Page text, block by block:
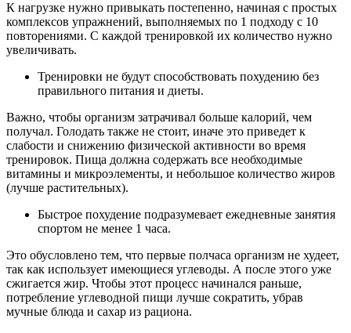
К нагрузке нужно привыкать постепенно, начиная с простых
комплексов упражнений, выполняемых по 1 подходу с 10
повторениями. С каждой тренировкой их количество нужно
увеличивать.
Тренировки не будут способствовать похудению без
правильного питания и диеты.
Важно, чтобы организм затрачивал больше калорий, чем
получал. Голодать также не стоит, иначе это приведет к
слабости и снижению физической активности во время
тренировок. Пища должна содержать все необходимые
витамины и микроэлементы, и небольшое количество жиров
(лучше растительных).
Быстрое похудение подразумевает ежедневные занятия
спортом не менее 1 часа.
Это обусловлено тем, что первые полчаса организм не худеет,
так как использует имеющиеся углеводы. А после этого уже
сжигается жир. Чтобы этот процесс начинался раньше,
потребление углеводной пищи лучше сократить, убрав
мучные блюда и сахар из рациона.